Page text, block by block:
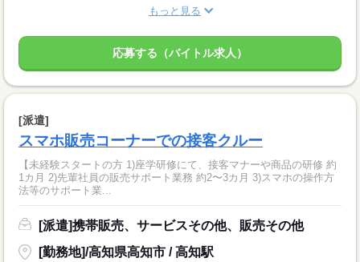
もっと見る
応募する（バイトル求人）
[派遣]
スマホ販売コーナーでの接客クルー
【未経験スタートの方 1)座学研修にて、接客マナーや商品の研修 約
1カ月 2)先輩社員の販売サポート業務 約2〜3カ月 3)スマホの操作方
法等のサポート業...
[派遣]携帯販売、サービスその他、販売その他
[勤務地]/高知県高知市 / 高知駅